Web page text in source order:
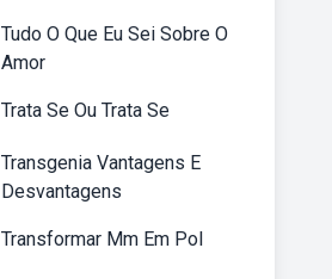
Tudo O Que Eu Sei Sobre O
Amor
Trata Se Ou Trata Se
Transgenia Vantagens E
Desvantagens
Transformar Mm Em Pol